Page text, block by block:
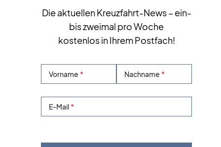
Die aktuellen Kreuzfahrt-News – ein-
bis zweimal pro Woche
kostenlos in Ihrem Postfach!
Vorname Nachname
E-Mail